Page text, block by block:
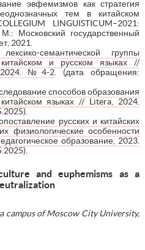
эвфемизмов как стратегия
тем в китайском
LINGUISTICUM–2021:
Московский государственный
2021.
семантической группы
и русском языках //
2024. №4-2 . (дата обращения:
способов образования
языках // Litera, 2024.
русских и китайских
физиологические особенности
образование, 2023.
and euphemisms as a
campus of Moscow City University,